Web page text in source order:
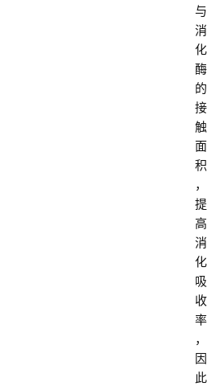
与
消
化
酶
的
接
触
面
积
，
提
高
消
化
吸
收
率
，
因
此